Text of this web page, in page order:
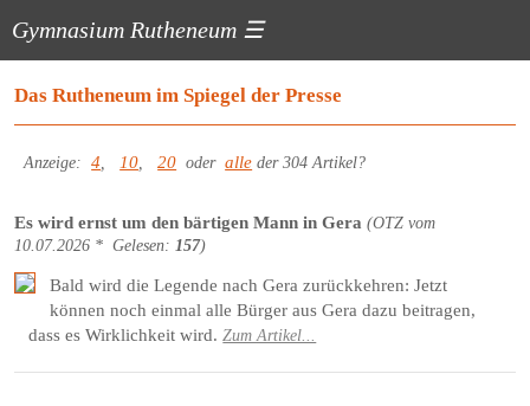
Gymnasium Rutheneum ☰
Das Rutheneum im Spiegel der Presse
Anzeige:4,10,20 oderalle der 304 Artikel?
Es wird ernst um den bärtigen Mann in Gera (OTZ vom
10.07.2026 * Gelesen: 157)
Bald wird die Legende nach Gera zurückkehren: Jetzt
können noch einmal alle Bürger aus Gera dazu beitragen,
dass es Wirklichkeit wird. Zum Artikel...